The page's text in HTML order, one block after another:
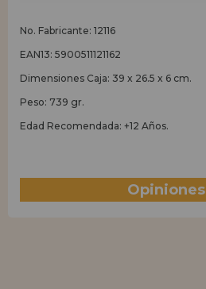
No. Fabricante: 12116
EAN13: 5900511121162
Dimensiones Caja: 39 x 26.5 x 6 cm.
Peso: 739 gr.
Edad Recomendada: +12 Años.
Opiniones